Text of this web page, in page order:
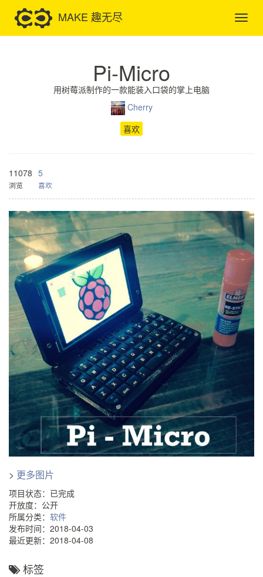
MAKE 趣无尽
Pi-Micro
用树莓派制作的一款能装入口袋的掌上电脑
Cherry
喜欢
11078
浏览
5
喜欢
> 更多图片
项目状态：已完成
开放度：公开
所属分类： 软件
发布时间：2018-04-03
最近更新：2018-04-08
标签